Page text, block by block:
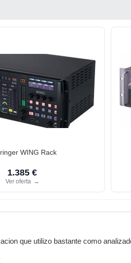
WING Rack
1.385 €
Ver oferta →
que utilizo bastante como